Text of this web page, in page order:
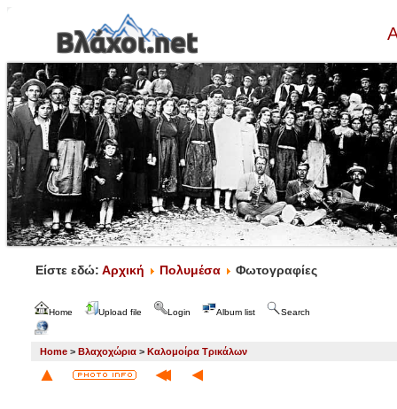
Είστε εδώ: Αρχική Πολυμέσα Φωτογραφίες
Home Upload file Login Album list Search
Home > Βλαχοχώρια > Καλομοίρα Τρικάλων